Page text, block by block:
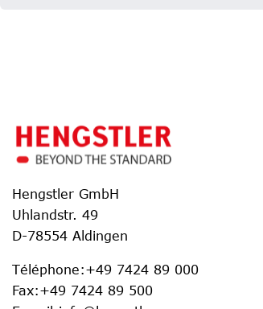
Hengstler GmbH
Uhlandstr. 49
D-78554 Aldingen
Téléphone:+49 7424 89 000
Fax:+49 7424 89 500